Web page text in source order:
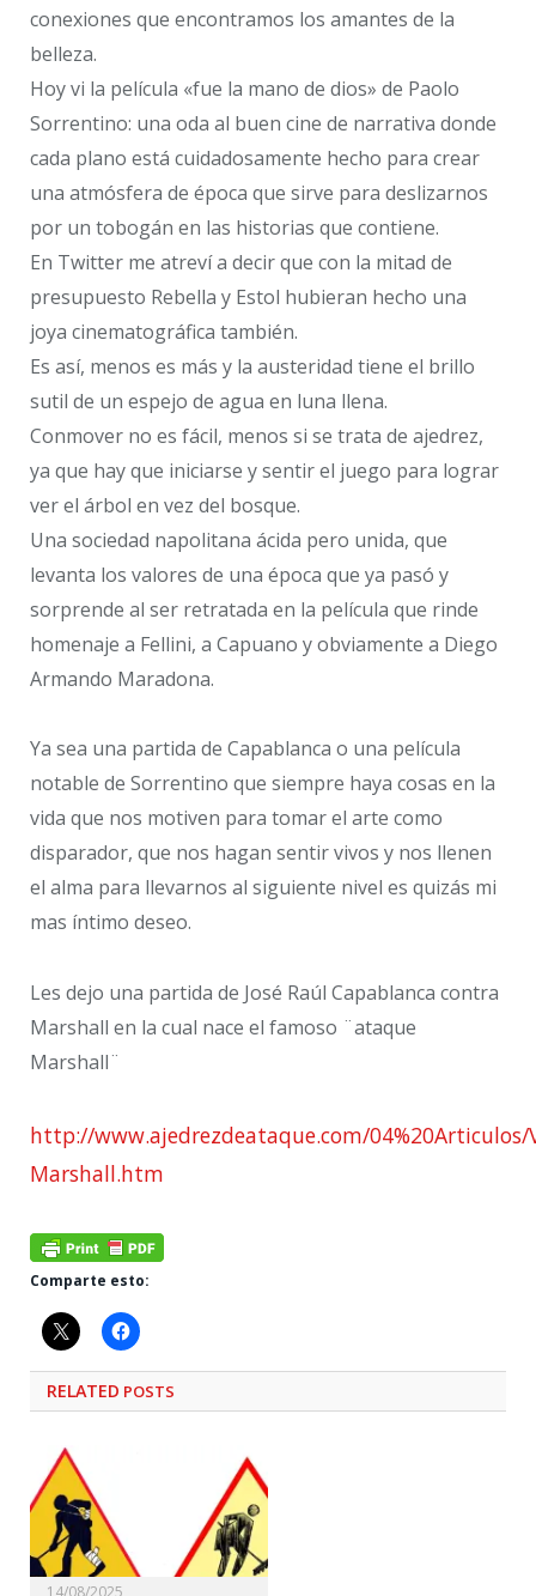
conexiones que encontramos los amantes de la
belleza.
Hoy vi la película «fue la mano de dios» de Paolo
Sorrentino: una oda al buen cine de narrativa donde
cada plano está cuidadosamente hecho para crear
una atmósfera de época que sirve para deslizarnos
por un tobogán en las historias que contiene.
En Twitter me atreví a decir que con la mitad de
presupuesto Rebella y Estol hubieran hecho una
joya cinematográfica también.
Es así, menos es más y la austeridad tiene el brillo
sutil de un espejo de agua en luna llena.
Conmover no es fácil, menos si se trata de ajedrez,
ya que hay que iniciarse y sentir el juego para lograr
ver el árbol en vez del bosque.
Una sociedad napolitana ácida pero unida, que
levanta los valores de una época que ya pasó y
sorprende al ser retratada en la película que rinde
homenaje a Fellini, a Capuano y obviamente a Diego
Armando Maradona.
Ya sea una partida de Capablanca o una película
notable de Sorrentino que siempre haya cosas en la
vida que nos motiven para tomar el arte como
disparador, que nos hagan sentir vivos y nos llenen
el alma para llevarnos al siguiente nivel es quizás mi
mas íntimo deseo.
Les dejo una partida de José Raúl Capablanca contra
Marshall en la cual nace el famoso ¨ataque
Marshall¨
http://www.ajedrezdeataque.com/04%20Articulos/
Marshall.htm
Comparte esto:
RELATED POSTS
14/08/2025